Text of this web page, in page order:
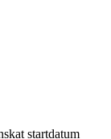
startdatum